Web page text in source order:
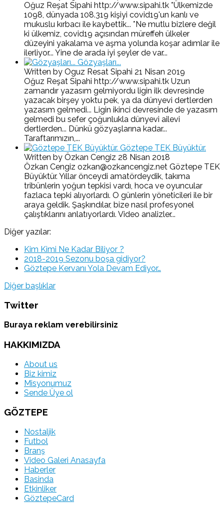
Oğuz Reşat Sipahi http://www.sipahi.tk *Ülkemizde
1098, dünyada 108.319 kişiyi covid19'un kanlı ve
mukuslu kırbacı ile kaybettik... *Ne mutlu bizlere değil
ki ülkemiz, covid19 açısından müreffeh ülkeler
düzeyini yakalama ve aşma yolunda koşar adımlar ile
ilerliyor... Yine de arada iyi şeyler de var...
Gözyaşları...
Written by Oguz Resat Sipahi 21 Nisan 2019
Oğuz Reşat Sipahi http://www.sipahi.tk Uzun
zamandır yazasım gelmiyordu ligin ilk devresinde
yazacak birşey yoktu pek, ya da dünyevi dertlerden
yazasım gelmedi... Ligin ikinci devresinde de yazasım
gelmedi bu sefer çoğunlukla dünyevi ailevi
dertlerden... Dünkü gözyaşlarına kadar...
Taraftarımızın,...
Göztepe TEK Büyüktür.
Written by Özkan Cengiz 28 Nisan 2018
Özkan Cengiz ozkan@ozkancengiz.net Göztepe TEK
Büyüktür. Yıllar önceydi amatördeydik, takıma
tribünlerin yoğun tepkisi vardı, hoca ve oyuncular
fazlaca tepki alıyorlardı. O günlerin yöneticileri ile bir
araya geldik. Şaşkındılar, bize nasıl profesyonel
çalıştıklarını anlatıyorlardı. Video analizler...
Diğer yazılar:
Kim Kimi Ne Kadar Biliyor ?
2018-2019 Sezonu boşa gidiyor?
Göztepe Kervanı Yola Devam Ediyor…
Diğer başlıklar
Twitter
Buraya reklam verebilirsiniz
HAKKIMIZDA
About us
Biz kimiz
Misyonumuz
Sende Üye ol
GÖZTEPE
Nostaljik
Futbol
Branş
Video Galeri Anasayfa
Haberler
Basinda
Etkinliker
GöztepeCard